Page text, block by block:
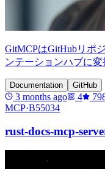
GitMCPはGitHubリポ
ンテーションハブに変
Documentation GitHub
3 months ago 4
MCP·B55034
rust-docs-mcp-